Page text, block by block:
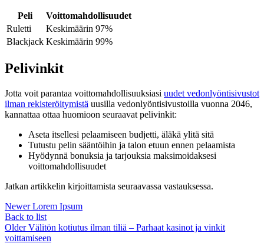
Peli
Voittomahdollisuudet
Ruletti
Keskimäärin 97%
Blackjack Keskimäärin 99%
Pelivinkit
Jotta voit parantaa voittomahdollisuuksiasi uudet vedonlyöntisivustot
ilman rekisteröitymistä uusilla vedonlyöntisivustoilla vuonna 2046,
kannattaa ottaa huomioon seuraavat pelivinkit:
Aseta itsellesi pelaamiseen budjetti, äläkä ylitä sitä
Tutustu pelin sääntöihin ja talon etuun ennen pelaamista
Hyödynnä bonuksia ja tarjouksia maksimoidaksesi
voittomahdollisuudet
Jatkan artikkelin kirjoittamista seuraavassa vastauksessa.
Newer Lorem Ipsum
Back to list
Older Välitön kotiutus ilman tiliä – Parhaat kasinot ja vinkit
voittamiseen